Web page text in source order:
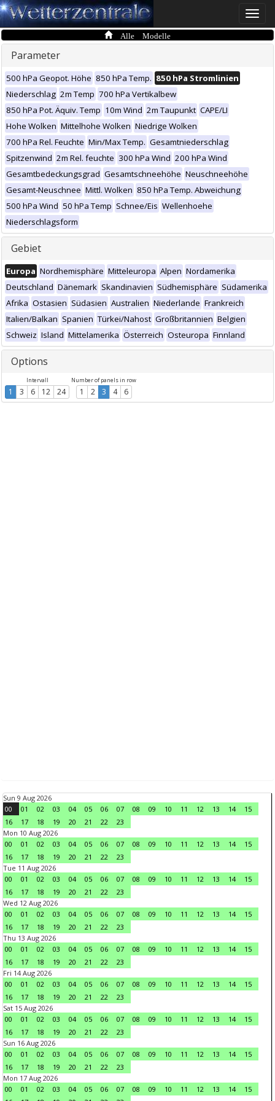
Toggle
Alle Modelle
Parameter
500 hPa Geopot. Höhe 850 hPa Temp. 850 hPa Stromlinien
Niederschlag 2m Temp 700 hPa Vertikalbew
850 hPa Pot. Äquiv. Temp 10m Wind 2m Taupunkt CAPE/LI
Hohe Wolken Mittelhohe Wolken Niedrige Wolken
700 hPa Rel. Feuchte Min/Max Temp. Gesamtniederschlag
Spitzenwind 2m Rel. feuchte 300 hPa Wind 200 hPa Wind
Gesamtbedeckungsgrad Gesamtschneehöhe Neuschneehöhe
Gesamt-Neuschnee Mittl. Wolken 850 hPa Temp. Abweichung
500 hPa Wind 50 hPa Temp Schnee/Eis Wellenhoehe
Niederschlagsform
Gebiet
Europa Nordhemisphäre Mitteleuropa Alpen Nordamerika
Deutschland Dänemark Skandinavien Südhemisphäre Südamerika
Afrika Ostasien Südasien Australien Niederlande Frankreich
Italien/Balkan Spanien Türkei/Nahost Großbritannien Belgien
Schweiz Island Mittelamerika Österreich Osteuropa Finnland
Options
Intervall
1 3 6 12 24
Number of panels in row
1 2 3 4 6
Sun 9 Aug 2026
00
01 02 03 04 05 06 07 08 09 10 11 12 13 14
15
16
17 18 19 20 21 22
23
Mon 10 Aug 2026
00
01 02 03 04 05 06 07 08 09 10 11 12 13 14
15
16
17 18 19 20 21 22
23
Tue 11 Aug 2026
00
01 02 03 04 05 06 07 08 09 10 11 12 13 14
15
16
17 18 19 20 21 22
23
Wed 12 Aug 2026
00
01 02 03 04 05 06 07 08 09 10 11 12 13 14
15
16
17 18 19 20 21 22
23
Thu 13 Aug 2026
00
01 02 03 04 05 06 07 08 09 10 11 12 13 14
15
16
17 18 19 20 21 22
23
Fri 14 Aug 2026
00
01 02 03 04 05 06 07 08 09 10 11 12 13 14
15
16
17 18 19 20 21 22
23
Sat 15 Aug 2026
00
01 02 03 04 05 06 07 08 09 10 11 12 13 14
15
16
17 18 19 20 21 22
23
Sun 16 Aug 2026
00
01 02 03 04 05 06 07 08 09 10 11 12 13 14
15
16
17 18 19 20 21 22
23
Mon 17 Aug 2026
00
01 02 03 04 05 06 07 08 09 10 11 12 13 14
15